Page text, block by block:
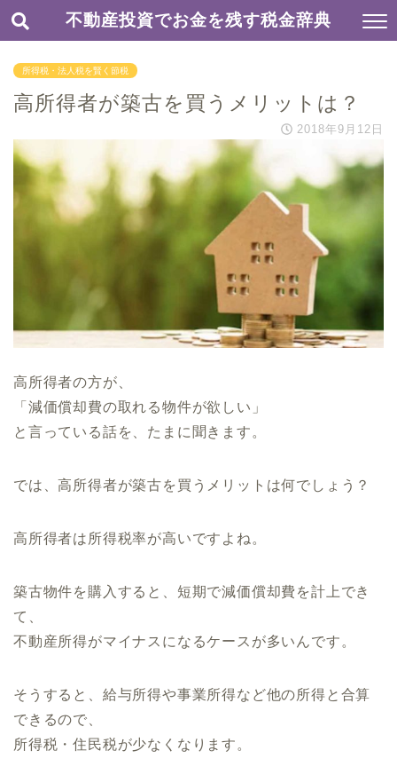
不動産投資でお金を残す税金辞典
所得税・法人税を賢く節税
高所得者が築古を買うメリットは？
2018年9月12日
高所得者の方が、
「減価償却費の取れる物件が欲しい」
と言っている話を、たまに聞きます。
では、高所得者が築古を買うメリットは何でしょう？
高所得者は所得税率が高いですよね。
築古物件を購入すると、短期で減価償却費を計上でき
て、
不動産所得がマイナスになるケースが多いんです。
そうすると、給与所得や事業所得など他の所得と合算
できるので、
所得税・住民税が少なくなります。